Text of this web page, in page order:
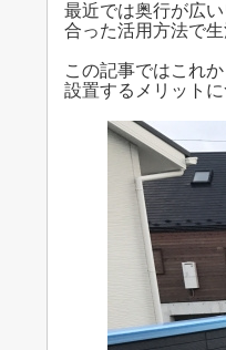
最近では奥行が広
合った活用方法で
この記事ではこれ
設置するメリット